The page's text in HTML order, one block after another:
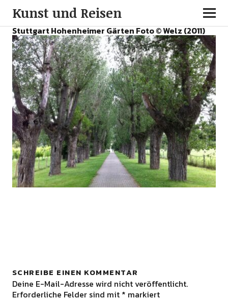
Kunst und Reisen
Stuttgart Hohenheimer Gärten Foto © Welz (2011)
SCHREIBE EINEN KOMMENTAR
Deine E-Mail-Adresse wird nicht veröffentlicht.
Erforderliche Felder sind mit * markiert